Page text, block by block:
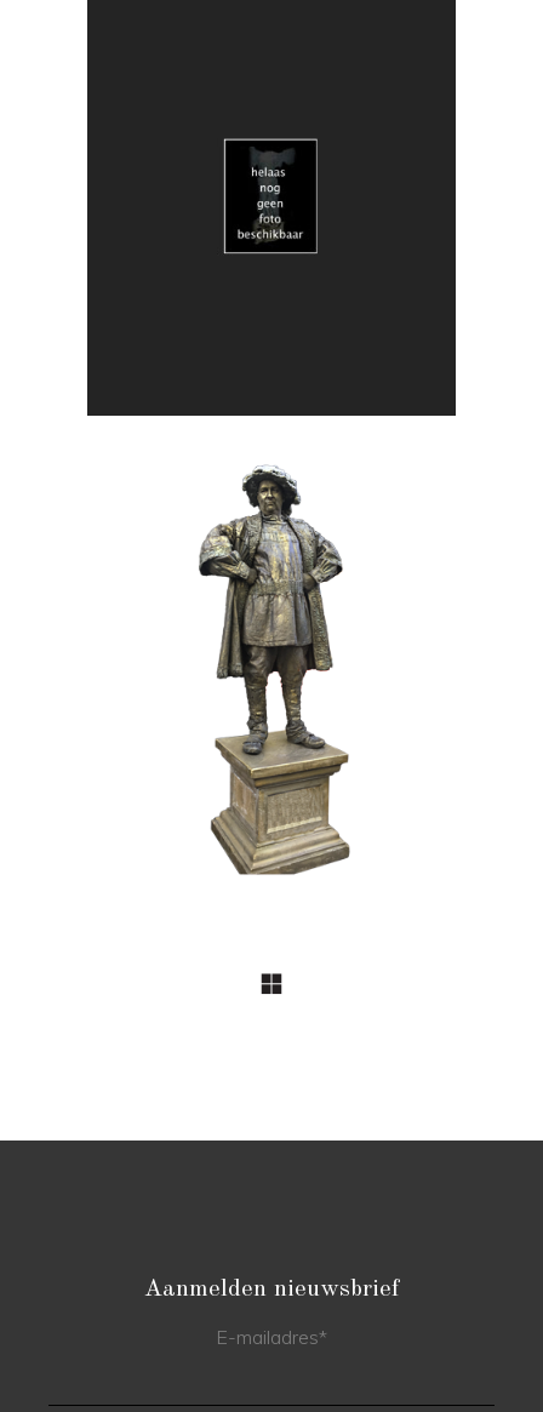
HEDENDAAGS
018 Duo Obscuria
BRONS HISTORIE
017 De Hertog
Aanmelden nieuwsbrief
E-mailadres*